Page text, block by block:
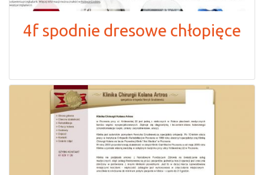
4f spodnie dresowe chłopięce